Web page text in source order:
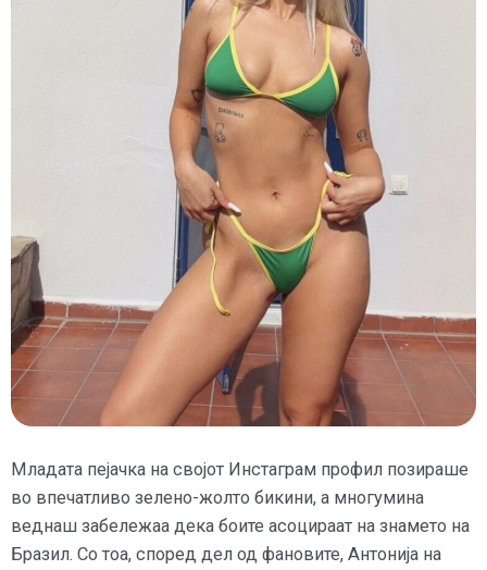
Младата пејачка на својот Инстаграм профил позираше
во впечатливо зелено-жолто бикини, а многумина
веднаш забележаа дека боите асоцираат на знамето на
Бразил. Со тоа, според дел од фановите, Антонија на